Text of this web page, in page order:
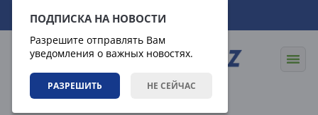
ПОДПИСКА НА НОВОСТИ
Разрешите отправлять Вам
уведомления о важных новостях.
РАЗРЕШИТЬ НЕ СЕЙЧАС
08.08.2026 15:43:31